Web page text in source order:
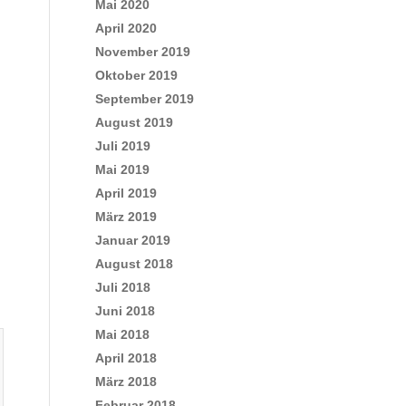
Mai 2020
April 2020
November 2019
Oktober 2019
September 2019
August 2019
Juli 2019
Mai 2019
April 2019
März 2019
Januar 2019
August 2018
Juli 2018
Juni 2018
Mai 2018
April 2018
März 2018